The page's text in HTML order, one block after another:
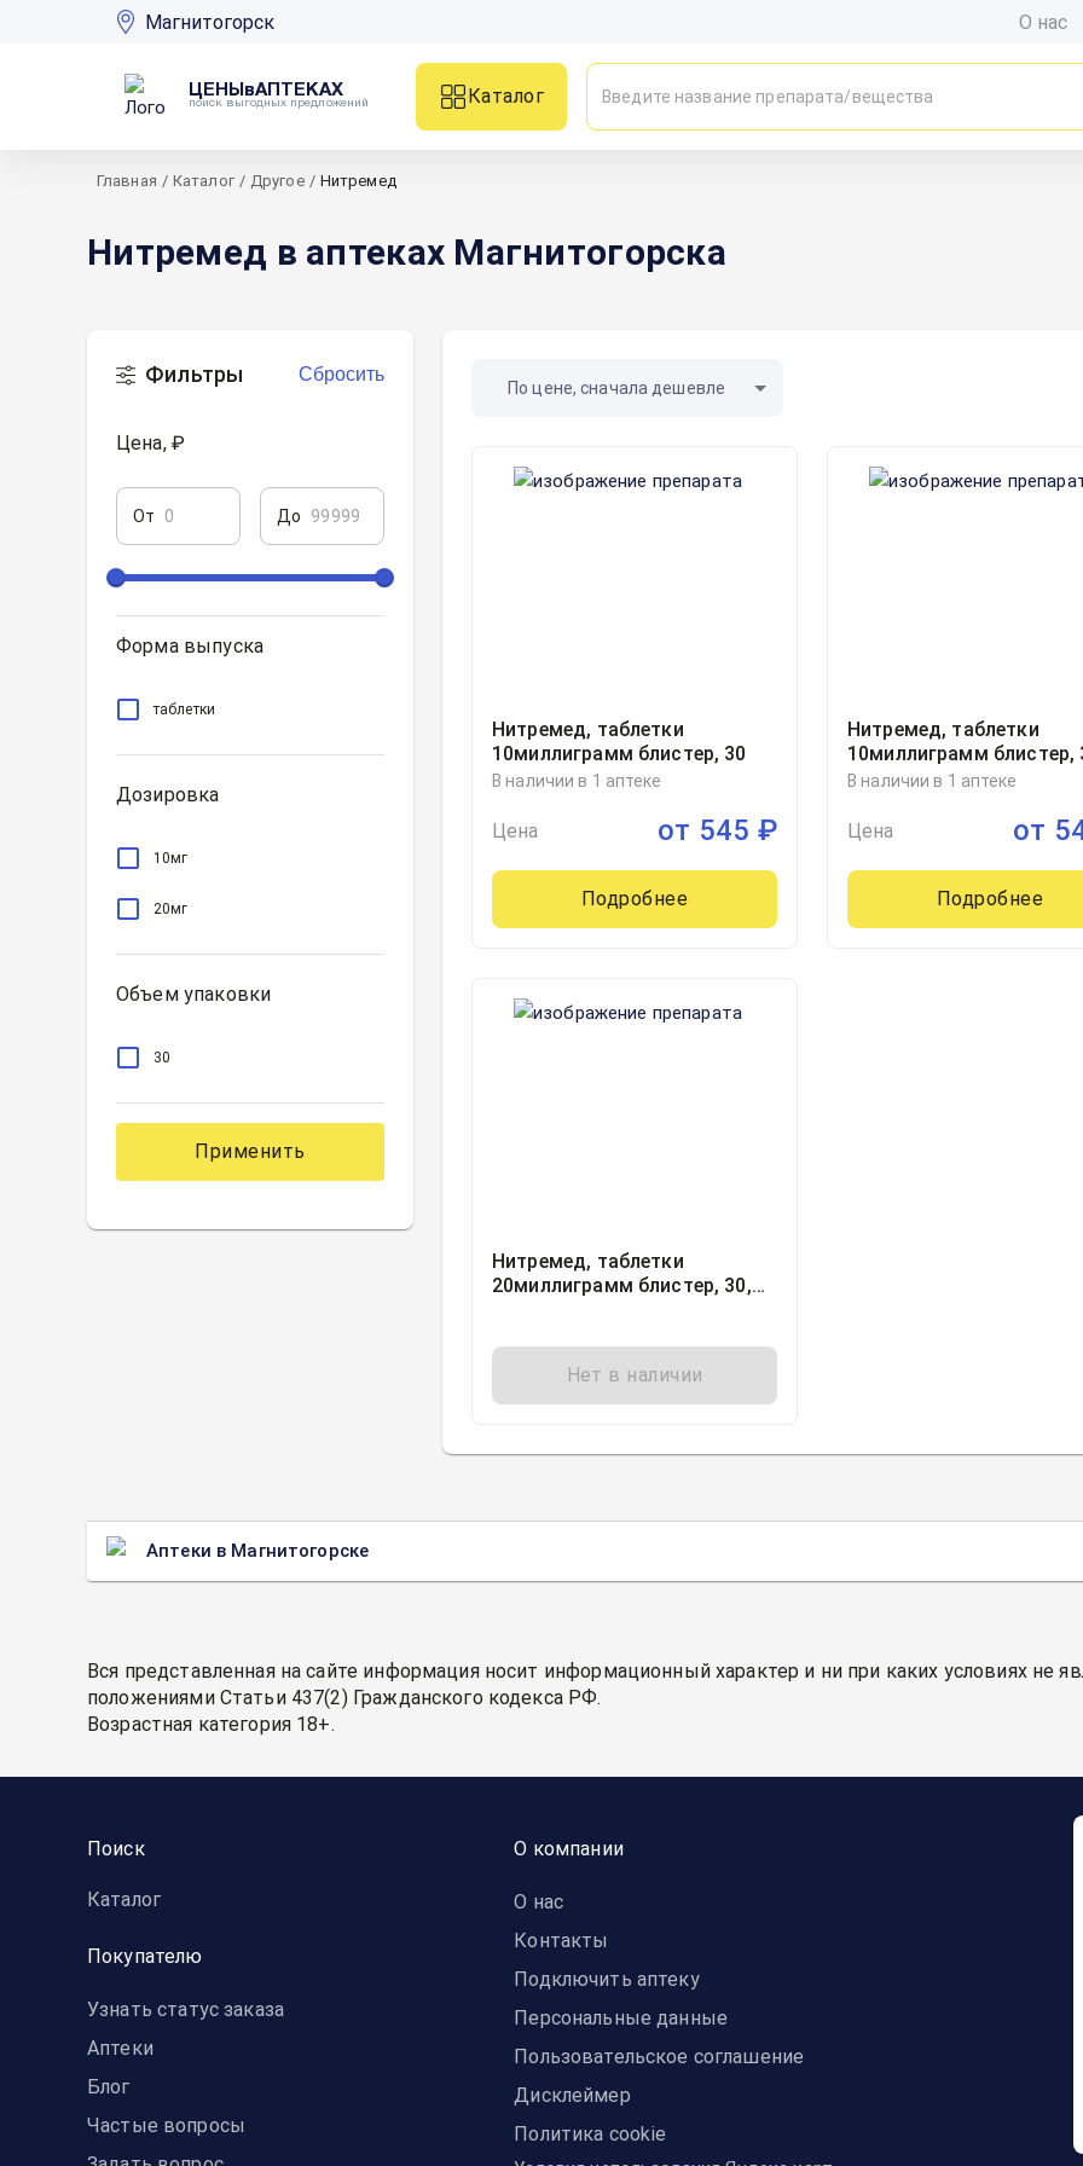
Магнитогорск О нас
ЦЕНЫвАПТЕКАХ
поиск выгодных предложений
Каталог
Главная / Каталог / Другое / Нитремед
Нитремед в аптеках Магнитогорска
Фильтры Сбросить
Цена, ₽
От До
Форма выпуска
таблетки
Дозировка
10мг
20мг
Объем упаковки
30
Применить
По цене, сначала дешевле
Нитремед, таблетки
10миллиграмм блистер, 30
В наличии в 1 аптеке
Цена от 545 ₽
Подробнее
Нитремед, таблетки
10миллиграмм блистер,
Про.Мед.ЦС Прага а.о.,
В наличии в 1 аптеке
Цена от
Подробнее
Нитремед, таблетки
20миллиграмм блистер, 30,
Нет в наличии
Аптеки в Магнитогорске
Вся представленная на сайте информация носит информационный характер и ни при каких условиях не
положениями Статьи 437(2) Гражданского кодекса РФ.
Возрастная категория 18+.
Поиск
Каталог
Покупателю
Узнать статус заказа
Аптеки
Блог
Частые вопросы
О компании
О нас
Контакты
Подключить аптеку
Персональные данные
Пользовательское соглашение
Дисклеймер
Политика cookie